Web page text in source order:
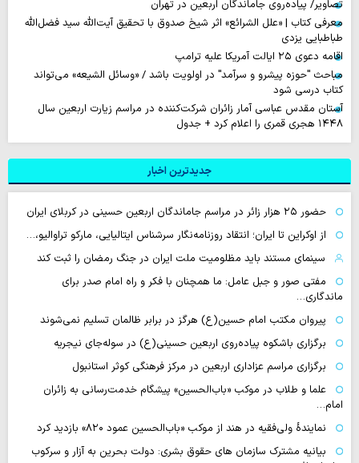
تصاویر/ پیاده‌روی جاماندگان اربعین در تهران
معرفی کتاب | «علل الشرائع» اثر شیخ صدوق با تحقیق آیت‌الله سید فضل‌الله
طباطبایی یزدی
اقامه دعوی ۲۵ ایالت آمریکا علیه ترامپ
مباحث "حوزه پیشرو و سرآمد" در اولویت باشد / «وسائل الشیعه» می‌تواند
کتاب درسی شود
آستان مقدس عباسی آمار زائران شرکت‌کننده در مراسم زیارت اربعین سال
۱۴۴۸ هجری قمری را اعلام کرد + جدول
جدیدترین اخبار
حضور ۲۵ هزار زائر در مراسم جاماندگان اربعین حسینی در کربلای ایران
از اوکراین تا ایران؛ انتقاد روزنامه‌نگار سرشناس ایتالیایی، مارکو تراوالیو،…
سینمای مستند باید مظلومیت ملت ایران در جنگ رمضان را ثبت کند
مفتی صور و جبل عامل: ما همچنان با فکر و راه امام صدر برای
ماندگاری…
پیروان مکتب امام حسین(ع) هرگز در برابر ظالمان تسلیم نمی‌شوند
برگزاری باشکوه پیاده‌روی اربعین حسینی(ع) در سوله‌جای نیجریه
برگزاری مراسم عزاداری اربعین در مرکز فرهنگی کوثر استانبول
علما و طلاب در موکب «باب‌الحسین» پیشگام خدمت‌رسانی به زائران
امام…
نمایندهٔ ولی‌فقیه در هند از موکب «باب‌الحسین عمود ۸۲۰» بازدید کرد
بیانیه مشترک سازمان های حقوق بشری: دولت بحرین به آزار و سرکوب